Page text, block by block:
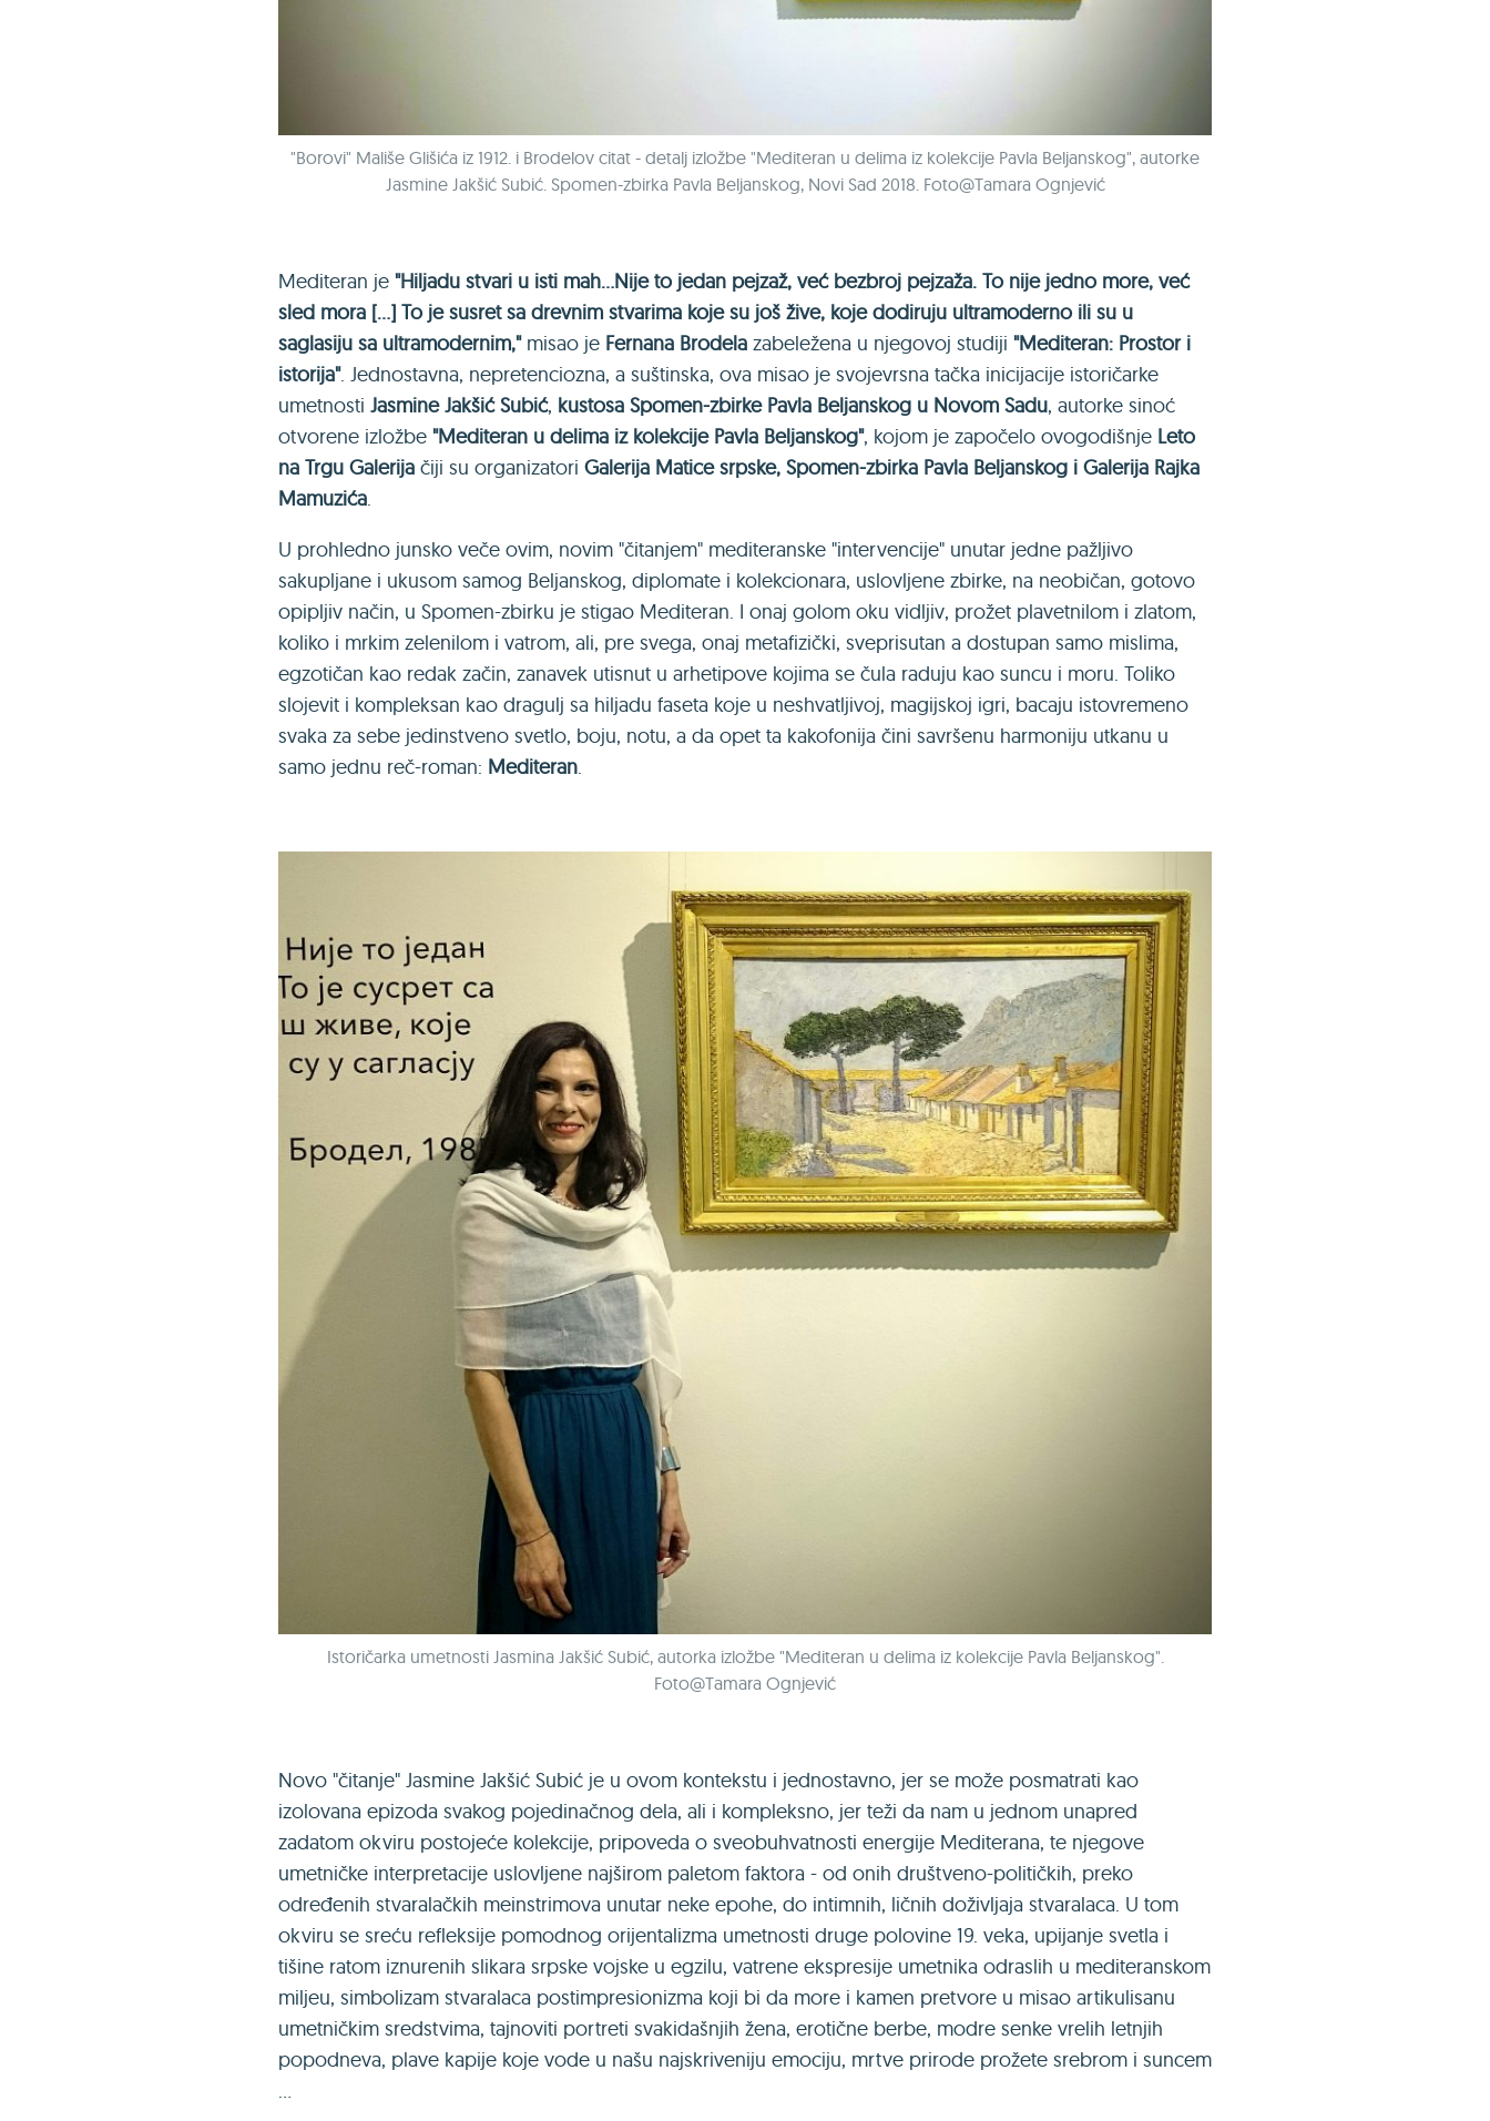
"Borovi" Mališe Glišića iz 1912. i Brodelov citat - detalj izložbe "Mediteran u delima iz kolekcije Pavla Beljanskog", autorke
Jasmine Jakšić Subić. Spomen-zbirka Pavla Beljanskog, Novi Sad 2018. Foto@Tamara Ognjević
Mediteran je "Hiljadu stvari u isti mah...Nije to jedan pejzaž, već bezbroj pejzaža. To nije jedno more, već
sled mora [...] To je susret sa drevnim stvarima koje su još žive, koje dodiruju ultramoderno ili su u
saglasiju sa ultramodernim,"misao je Fernana Brodela zabeležena u njegovoj studiji "Mediteran: Prostor i
istorija". Jednostavna, nepretenciozna, a suštinska, ova misao je svojevrsna tačka inicijacije istoričarke
umetnosti Jasmine Jakšić Subić, kustosa Spomen-zbirke Pavla Beljanskog u Novom Sadu, autorke sinoć
otvorene izložbe "Mediteran u delima iz kolekcije Pavla Beljanskog", kojom je započelo ovogodišnje Leto
na Trgu Galerija čiji su organizatori Galerija Matice srpske, Spomen-zbirka Pavla Beljanskog i Galerija Rajka
Mamuzića.
U prohledno junsko veče ovim, novim "čitanjem" mediteranske "intervencije" unutar jedne pažljivo
sakupljane i ukusom samog Beljanskog, diplomate i kolekcionara, uslovljene zbirke, na neobičan, gotovo
opipljiv način, u Spomen-zbirku je stigao Mediteran. I onaj golom oku vidljiv, prožet plavetnilom i zlatom,
koliko i mrkim zelenilom i vatrom, ali, pre svega, onaj metafizički, sveprisutan a dostupan samo mislima,
egzotičan kao redak začin, zanavek utisnut u arhetipove kojima se čula raduju kao suncu i moru. Toliko
slojevit i kompleksan kao dragulj sa hiljadu faseta koje u neshvatljivoj, magijskoj igri, bacaju istovremeno
svaka za sebe jedinstveno svetlo, boju, notu, a da opet ta kakofonija čini savršenu harmoniju utkanu u
samo jednu reč-roman: Mediteran.
Istoričarka umetnosti Jasmina Jakšić Subić, autorka izložbe "Mediteran u delima iz kolekcije Pavla Beljanskog".
Foto@Tamara Ognjević
Novo "čitanje" Jasmine Jakšić Subić je u ovom kontekstu i jednostavno, jer se može posmatrati kao
izolovana epizoda svakog pojedinačnog dela, ali i kompleksno, jer teži da nam u jednom unapred
zadatom okviru postojeće kolekcije, pripoveda o sveobuhvatnosti energije Mediterana, te njegove
umetničke interpretacije uslovljene najširom paletom faktora - od onih društveno-političkih, preko
određenih stvaralačkih meinstrimova unutar neke epohe, do intimnih, ličnih doživljaja stvaralaca. U tom
okviru se sreću refleksije pomodnog orijentalizma umetnosti druge polovine 19. veka, upijanje svetla i
tišine ratom iznurenih slikara srpske vojske u egzilu, vatrene ekspresije umetnika odraslih u mediteranskom
miljeu, simbolizam stvaralaca postimpresionizma koji bi da more i kamen pretvore u misao artikulisanu
umetničkim sredstvima, tajnoviti portreti svakidašnjih žena, erotične berbe, modre senke vrelih letnjih
popodneva, plave kapije koje vode u našu najskriveniju emociju, mrtve prirode prožete srebrom i suncem
...